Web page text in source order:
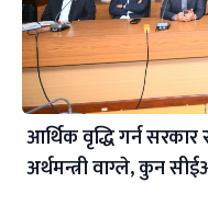
आर्थिक वृद्धि गर्न
अर्थमन्त्री वाग्ले, कुन